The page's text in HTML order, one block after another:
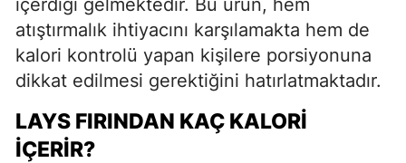
içerdiği gelmektedir. Bu ürün, hem
atıştırmalık ihtiyacını karşılamakta hem de
kalori kontrolü yapan kişilere porsiyonuna
dikkat edilmesi gerektiğini hatırlatmaktadır.
LAYS FIRINDAN KAÇ KALORI
İÇERIR?